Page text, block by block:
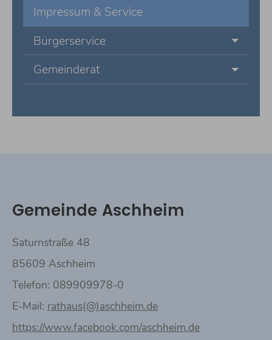
Impressum & Service
Bürgerservice
Gemeinderat
Gemeinde Aschheim
Saturnstraße 48
85609 Aschheim
Telefon: 089909978-0
E-Mail: rathaus(@)aschheim.de
https://www.facebook.com/aschheim.de